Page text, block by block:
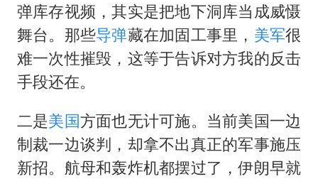
弹库存视频，其实是把地下洞库当成威慑
舞台。那些导弹藏在加固工事里， 美军很
难一次性摧毁，这等于告诉对方我的反击
手段还在。
二是美国方面也无计可施。当前美国一边
制裁一边谈判，却拿不出真正的军事施压
新招。航母和轰炸机都摆过了，伊朗早就